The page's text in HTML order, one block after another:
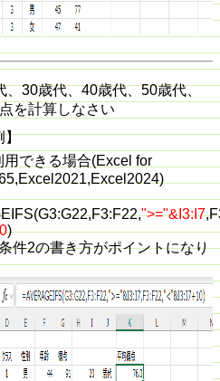
、30歳代、40歳代、50歳代、
を計算しなさい
】
用できる場合(Excel for
">="&I3:I7
)
件2の書き方がポイントになり